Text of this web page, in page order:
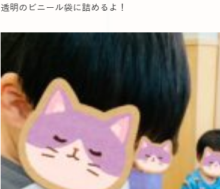
透明のビニール袋に詰めるよ！